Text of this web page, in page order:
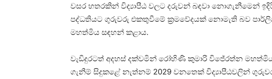
වසර හතරකින් විද්‍යාපීඨ වලට දරුවන් බඳවා නොගැනීමෙන්
පද්ධතියට ගුරුවරු එකතුවීමේ ක්‍රමවේදයක් නොමැති බව
මහත්මිය සඳහන් කළාය.
වැඩිදුරටත් අදහස් දක්වමින් රෝහිණි කුමාරි විජේරත්න
ගැනීම් සිදුකළේ නැත්නම් 2029 වනතෙක් විද්‍යාපීඨවලින්